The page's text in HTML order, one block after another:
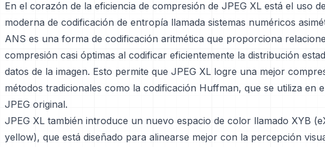
En el corazón de la eficiencia de compresión de JPEG XL está el uso
moderna de codificación de entropía llamada sistemas numéricos
ANS es una forma de codificación aritmética que proporciona
compresión casi óptimas al codificar eficientemente la distribución
datos de la imagen. Esto permite que JPEG XL logre una mejor
métodos tradicionales como la codificación Huffman, que se utiliza en
JPEG original.
JPEG XL también introduce un nuevo espacio de color llamado XYB
yellow), que está diseñado para alinearse mejor con la percepción